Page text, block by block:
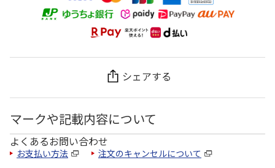
シェアする
マークや記載内容について
よくあるお問い合わせ
お支払い方法 注文のキャンセルについて